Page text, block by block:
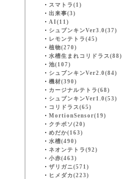
・ スマトラ(1)
・ 出来事(3)
・ AI(11)
・ シュブンキンVer3.0(37)
・ レモンテトラ(45)
・ 植物(270)
・ 水槽生まれコリドラス(88)
・ 池(107)
・ シュブンキンVer2.0(84)
・ 機材(390)
・ カージナルテトラ(68)
・ シュブンキンVer1.0(53)
・ コリドラス(65)
・ MortionSensor(19)
・ クチボソ(20)
・ めだか(163)
・ 水槽(490)
・ ネオンテトラ(92)
・ 小赤(463)
・ ザリガニ(571)
・ ヒメダカ(223)